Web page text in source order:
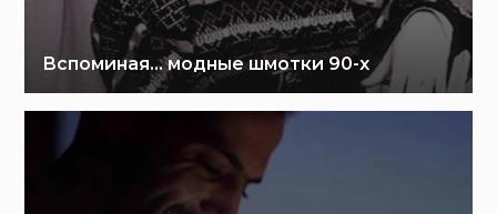
Вспоминая… модные шмотки 90-х